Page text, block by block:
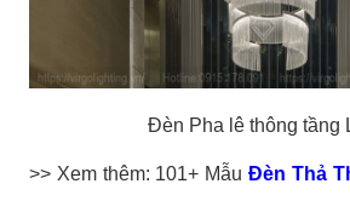
Đèn Pha lê thông tầng
>> Xem thêm: 101+ MẫuĐèn Thả